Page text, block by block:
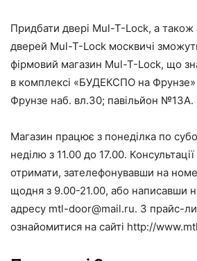
Придбати двері Mul-T-Lock, а також
дверей Mul-T-Lock москвичі
фірмовий магазин Mul-T-Lock, що
в комплексі «БУДЕКСПО на
Фрунзе наб. вл.30; павільйон №13А.
Магазин працює з понеділка по
неділю з 11.00 до 17.00.
отримати, зателефонувавши на
щодня з 9.00-21.00, або написавши
адресу mtl-door@mail.ru. З прайс-
ознайомитися на сайті http://